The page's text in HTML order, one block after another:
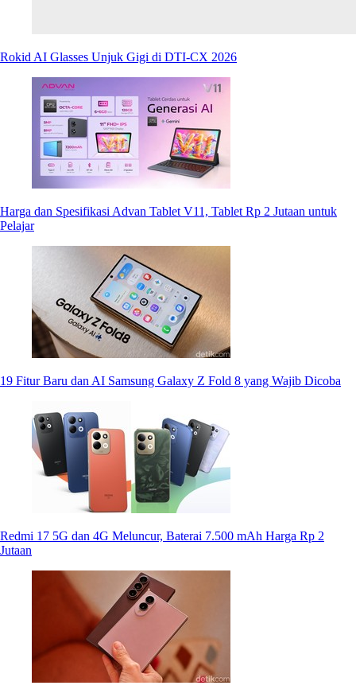
Rokid AI Glasses Unjuk Gigi di DTI-CX 2026
Harga dan Spesifikasi Advan Tablet V11, Tablet Rp 2 Jutaan untuk
Pelajar
19 Fitur Baru dan AI Samsung Galaxy Z Fold 8 yang Wajib Dicoba
Redmi 17 5G dan 4G Meluncur, Baterai 7.500 mAh Harga Rp 2
Jutaan